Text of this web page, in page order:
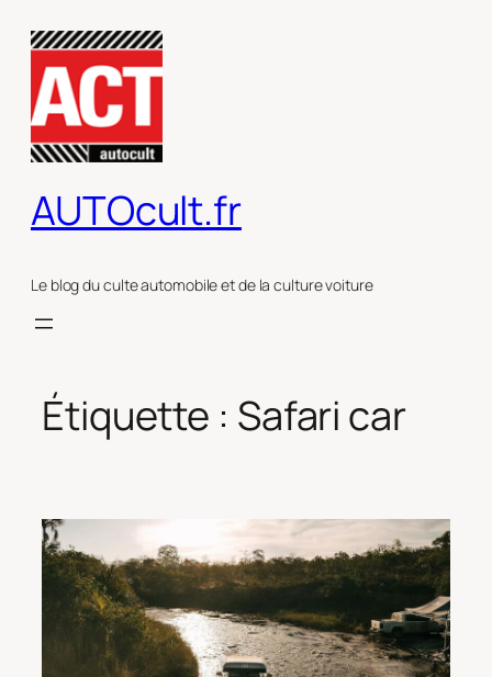
contenu
AUTOcult.fr
Le blog du culte automobile et de la culture voiture
Étiquette : Safari car